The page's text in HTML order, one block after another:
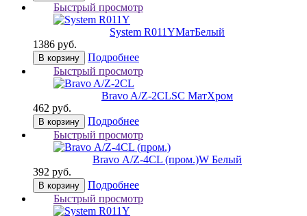
Быстрый просмотр
System R011YМатБелый
1386 руб.
В корзину
Подробнее
Быстрый просмотр
Bravo A/Z-2CLSC МатХром
462 руб.
В корзину
Подробнее
Быстрый просмотр
Bravo А/Z-4CL (пром.)W Белый
392 руб.
В корзину
Подробнее
Быстрый просмотр